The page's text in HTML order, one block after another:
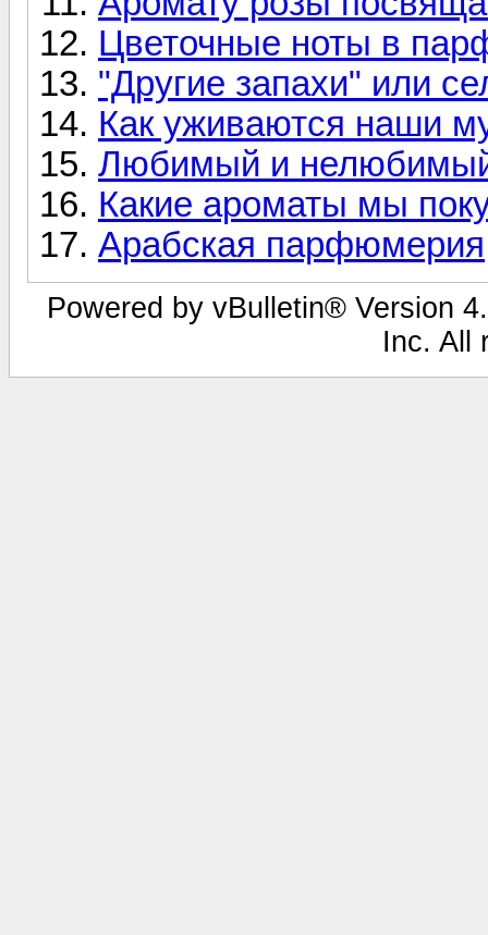
Цветочные ноты в
"Другие запахи" или
Как уживаются наши
Любимый и
Какие ароматы мы
Арабская парфюмерия
Powered by vBulletin® Version
Inc. All